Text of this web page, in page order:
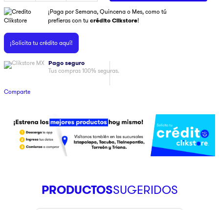
¡Paga por Semana, Quincena o Mes, como tú
prefieras con tu crédito Clikstore!
¡Solicita tu crédito aquí!
Pago seguro
Tus compras 100% seguras.
Comparte
PRODUCTOS